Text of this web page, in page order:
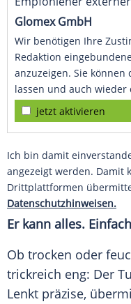
Glomex GmbH
Wir benötigen Ihre
Redaktion
anzuzeigen. Sie
lassen und auch wieder
jetzt aktivieren
Ich bin damit
angezeigt werden. Damit
Drittplattformen
Datenschutzhinweisen.
Er kann alles.
Ob trocken oder
trickreich eng: Der
Lenkt präzise,